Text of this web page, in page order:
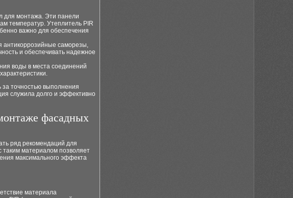
для монтажа. Эти панели
температур. Утеплитель PIR
важно для обеспечения
антикоррозийные саморезы,
и обеспечивать надежное
воды в места соединений
точностью выполнения
служила долго и эффективно
фасадных
ряд рекомендаций для
материалом позволяет
максимального эффекта
материала